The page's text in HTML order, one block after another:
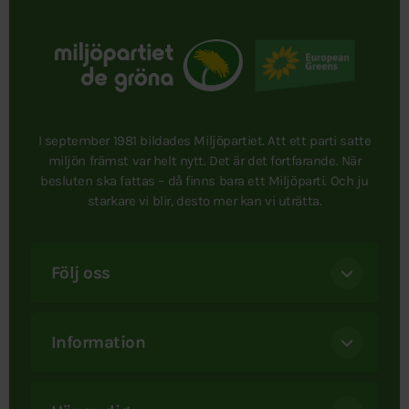
I september 1981 bildades Miljöpartiet. Att ett parti satte
miljön främst var helt nytt. Det är det fortfarande. När
besluten ska fattas – då finns bara ett Miljöparti. Och ju
starkare vi blir, desto mer kan vi uträtta.
Följ oss
Information